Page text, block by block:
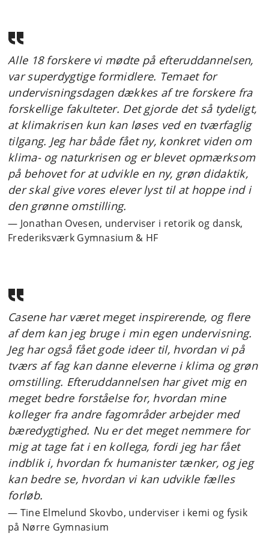
Alle 18 forskere vi mødte på efteruddannelsen,
var superdygtige formidlere. Temaet for
undervisningsdagen dækkes af tre forskere fra
forskellige fakulteter. Det gjorde det så tydeligt,
at klimakrisen kun kan løses ved en tværfaglig
tilgang. Jeg har både fået ny, konkret viden om
klima- og naturkrisen og er blevet opmærksom
på behovet for at udvikle en ny, grøn didaktik,
der skal give vores elever lyst til at hoppe ind i
den grønne omstilling.
Jonathan Ovesen, underviser i retorik og dansk,
Frederiksværk Gymnasium & HF
Casene har været meget inspirerende, og flere
af dem kan jeg bruge i min egen undervisning.
Jeg har også fået gode ideer til, hvordan vi på
tværs af fag kan danne eleverne i klima og grøn
omstilling. Efteruddannelsen har givet mig en
meget bedre forståelse for, hvordan mine
kolleger fra andre fagområder arbejder med
bæredygtighed. Nu er det meget nemmere for
mig at tage fat i en kollega, fordi jeg har fået
indblik i, hvordan fx humanister tænker, og jeg
kan bedre se, hvordan vi kan udvikle fælles
forløb.
Tine Elmelund Skovbo, underviser i kemi og fysik
på Nørre Gymnasium